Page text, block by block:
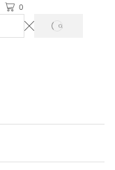
0
PROCURAR